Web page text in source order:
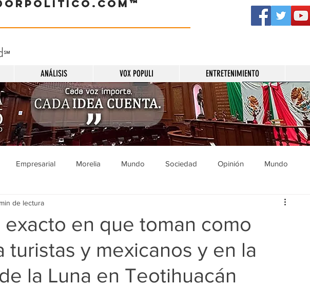
℠
ANÁLISIS VOX POPULI ENTRETENIMIENTO
Empresarial Morelia Mundo Sociedad Opinión Mundo
Sucesos Municipios
Salud Gobierno Guanajuato Zamora Huandacareo
exacto en que toman como
turistas y mexicanos y en la
la Luna en Teotihuacán
de lectura